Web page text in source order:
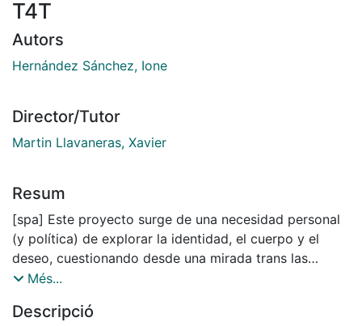
T4T
Autors
Hernández Sánchez, Ione
Director/Tutor
Martin Llavaneras, Xavier
Resum
[spa] Este proyecto surge de una necesidad personal
(y política) de explorar la identidad, el cuerpo y el
deseo, cuestionando desde una mirada trans las
estructuras normativas que definen el arte, el género y
multidisciplinar ̶que fusiona el collage y la instalación
Més...
Descripció